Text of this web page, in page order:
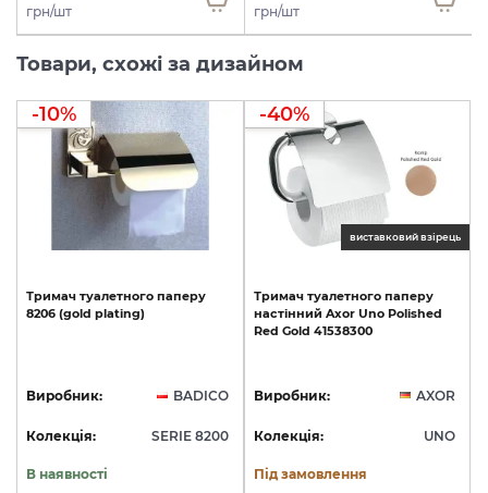
грн/шт грн/шт
Товари, схожі за дизайном
-10%
Тримач туалетного паперу
8206 (gold plating)
Виробник: BADICO
Колекція: SERIE 8200
В наявності
виставковий взірець
-40%
Тримач туалетного паперу
настінний Axor Uno Polished
Red Gold 41538300
Виробник: AXOR
Колекція: UNO
Під замовлення